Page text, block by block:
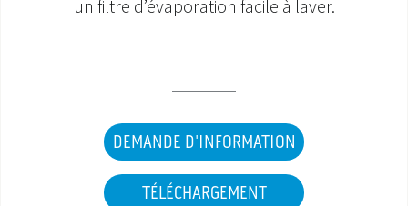
un filtre d’évaporation facile à laver.
DEMANDE D'INFORMATION
TÉLÉCHARGEMENT